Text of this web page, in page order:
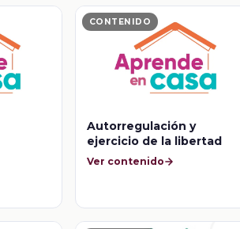
CONTENIDO
Autorregulación y
ejercicio de la libertad
Ver contenido